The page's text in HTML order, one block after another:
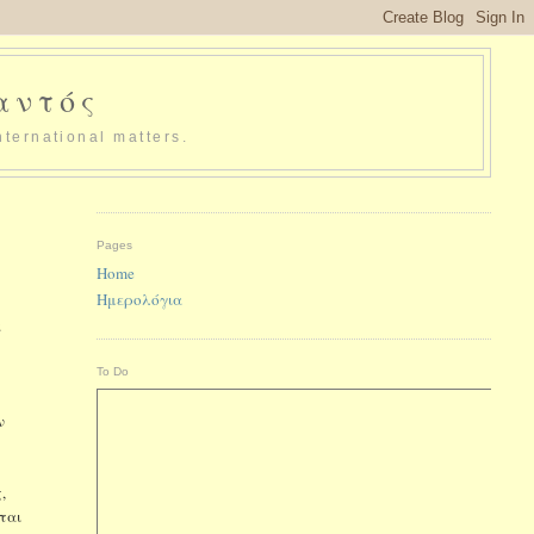
matters.
Pages
Home
Ημερολόγια
To Do